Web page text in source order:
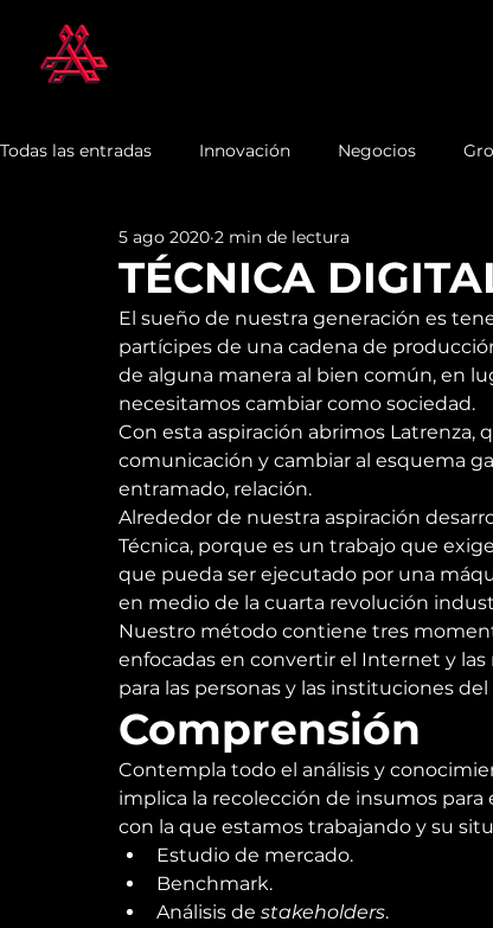
Todas las entradas Innovación Negocios
TÉCNICA
5 ago 2020 2 min de lectura
El sueño de nuestra generación es
partícipes de una cadena de
de alguna manera al bien común, en
necesitamos cambiar como sociedad.
Con esta aspiración abrimos Latrenza,
comunicación y cambiar al esquema
entramado, relación.
Alrededor de nuestra aspiración
Técnica, porque es un trabajo que
que pueda ser ejecutado por una
en medio de la cuarta revolución
Nuestro método contiene tres
enfocadas en convertir el Internet y
para las personas y las instituciones del
Comprensión
Contempla todo el análisis y
implica la recolección de insumos
con la que estamos trabajando y su
Estudio de mercado.
Benchmark.
Análisis de stakeholders.